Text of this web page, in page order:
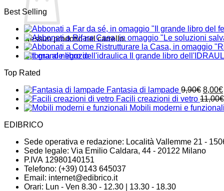
Nessun prodotto nel carrello.
Ritorna al negozio
Best Selling
Il grande libro
Top Rated
Fantasia di lampade 9,90€ Il
8,00€Il
Facili creazioni di vetro 11,00€
Mobili moderni e funzionali
EDIBRICO
Sede operativa e redazione: Località Vallemme 21 -
Sede legale: Via Emilio Caldara, 44 - 20122 Milano
P.IVA 12980140151
Telefono: (+39) 0143 645037
Email: internet@edibrico.it
Orari: Lun - Ven 8.30 - 12.30 | 13.30 - 18.30